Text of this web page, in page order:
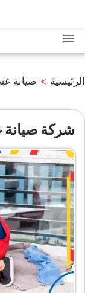
المحتوى
القائمة
الرئيسية > صيانة
شركة صيانة